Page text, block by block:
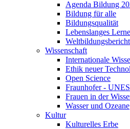
Agenda Bildung
Bildung für alle
Bildungsqualität
Lebenslanges
Weltbildungsbericht
Wissenschaft
Internationale
Ethik neuer
Open Science
Fraunhofer -
Frauen in der
Wasser und Ozeane
Kultur
Kulturelles Erbe